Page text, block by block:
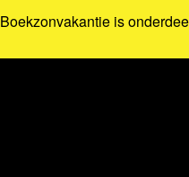
Boekzonvakantie is